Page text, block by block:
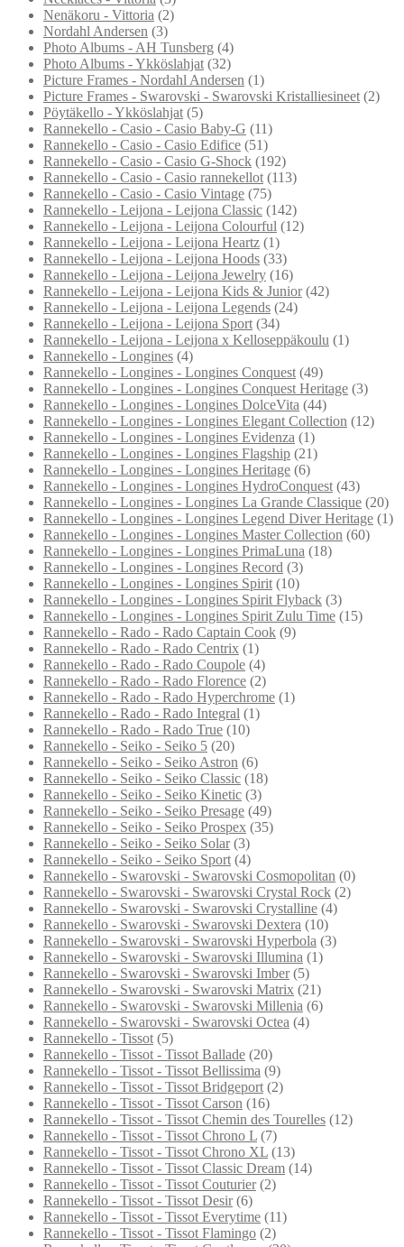
Nenäkoru - Vittoria (2)
Nordahl Andersen (3)
Photo Albums - AH Tunsberg (4)
Photo Albums - Ykköslahjat (32)
Picture Frames - Nordahl Andersen (1)
Picture Frames - Swarovski - Swarovski Kristalliesineet (2)
Pöytäkello - Ykköslahjat (5)
Rannekello - Casio - Casio Baby-G (11)
Rannekello - Casio - Casio Edifice (51)
Rannekello - Casio - Casio G-Shock (192)
Rannekello - Casio - Casio rannekellot (113)
Rannekello - Casio - Casio Vintage (75)
Rannekello - Leijona - Leijona Classic (142)
Rannekello - Leijona - Leijona Colourful (12)
Rannekello - Leijona - Leijona Heartz (1)
Rannekello - Leijona - Leijona Hoods (33)
Rannekello - Leijona - Leijona Jewelry (16)
Rannekello - Leijona - Leijona Kids & Junior (42)
Rannekello - Leijona - Leijona Legends (24)
Rannekello - Leijona - Leijona Sport (34)
Rannekello - Leijona - Leijona x Kelloseppäkoulu (1)
Rannekello - Longines (4)
Rannekello - Longines - Longines Conquest (49)
Rannekello - Longines - Longines Conquest Heritage (3)
Rannekello - Longines - Longines DolceVita (44)
Rannekello - Longines - Longines Elegant Collection (12)
Rannekello - Longines - Longines Evidenza (1)
Rannekello - Longines - Longines Flagship (21)
Rannekello - Longines - Longines Heritage (6)
Rannekello - Longines - Longines HydroConquest (43)
Rannekello - Longines - Longines La Grande Classique (20)
Rannekello - Longines - Longines Legend Diver Heritage (1)
Rannekello - Longines - Longines Master Collection (60)
Rannekello - Longines - Longines PrimaLuna (18)
Rannekello - Longines - Longines Record (3)
Rannekello - Longines - Longines Spirit (10)
Rannekello - Longines - Longines Spirit Flyback (3)
Rannekello - Longines - Longines Spirit Zulu Time (15)
Rannekello - Rado - Rado Captain Cook (9)
Rannekello - Rado - Rado Centrix (1)
Rannekello - Rado - Rado Coupole (4)
Rannekello - Rado - Rado Florence (2)
Rannekello - Rado - Rado Hyperchrome (1)
Rannekello - Rado - Rado Integral (1)
Rannekello - Rado - Rado True (10)
Rannekello - Seiko - Seiko 5 (20)
Rannekello - Seiko - Seiko Astron (6)
Rannekello - Seiko - Seiko Classic (18)
Rannekello - Seiko - Seiko Kinetic (3)
Rannekello - Seiko - Seiko Presage (49)
Rannekello - Seiko - Seiko Prospex (35)
Rannekello - Seiko - Seiko Solar (3)
Rannekello - Seiko - Seiko Sport (4)
Rannekello - Swarovski - Swarovski Cosmopolitan (0)
Rannekello - Swarovski - Swarovski Crystal Rock (2)
Rannekello - Swarovski - Swarovski Crystalline (4)
Rannekello - Swarovski - Swarovski Dextera (10)
Rannekello - Swarovski - Swarovski Hyperbola (3)
Rannekello - Swarovski - Swarovski Illumina (1)
Rannekello - Swarovski - Swarovski Imber (5)
Rannekello - Swarovski - Swarovski Matrix (21)
Rannekello - Swarovski - Swarovski Millenia (6)
Rannekello - Swarovski - Swarovski Octea (4)
Rannekello - Tissot (5)
Rannekello - Tissot - Tissot Ballade (20)
Rannekello - Tissot - Tissot Bellissima (9)
Rannekello - Tissot - Tissot Bridgeport (2)
Rannekello - Tissot - Tissot Carson (16)
Rannekello - Tissot - Tissot Chemin des Tourelles (12)
Rannekello - Tissot - Tissot Chrono L (7)
Rannekello - Tissot - Tissot Chrono XL (13)
Rannekello - Tissot - Tissot Classic Dream (14)
Rannekello - Tissot - Tissot Couturier (2)
Rannekello - Tissot - Tissot Desir (6)
Rannekello - Tissot - Tissot Everytime (11)
Rannekello - Tissot - Tissot Flamingo (2)